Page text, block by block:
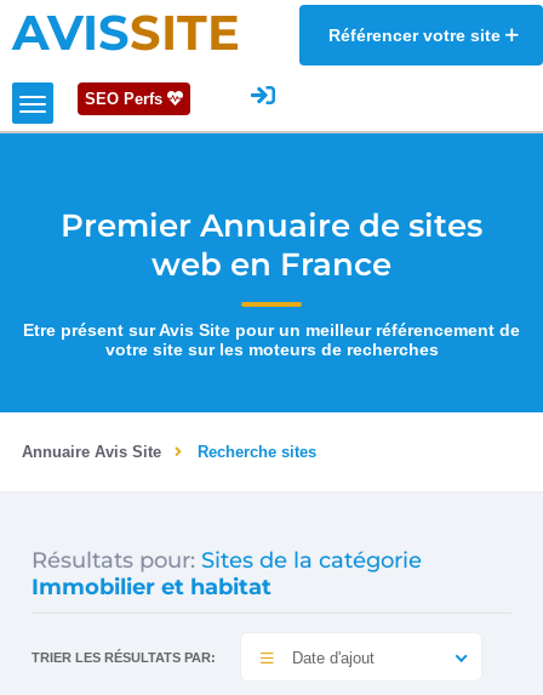
AVISSITE Référencer votre site
SEO Perfs
Premier Annuaire de sites
web en France
Etre présent sur Avis Site pour un meilleur référencement de
votre site sur les moteurs de recherches
Annuaire Avis Site Recherche sites
Résultats pour: Sites de la catégorie
Immobilier et habitat
TRIER LES RÉSULTATS PAR: Date d'ajout